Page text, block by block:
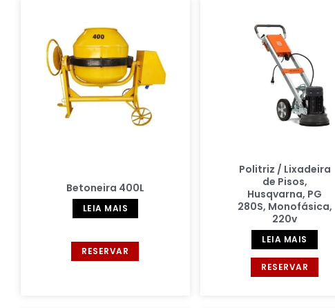
Betoneira 400L
LEIA MAIS
RESERVAR
Politriz / Lixadeira
de Pisos,
Husqvarna, PG
280S, Monofásica,
220v
LEIA MAIS
RESERVAR